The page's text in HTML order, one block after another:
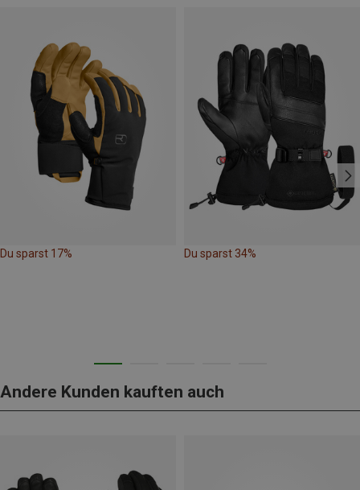
Du sparst 17% Du sparst 34%
Andere Kunden kauften auch